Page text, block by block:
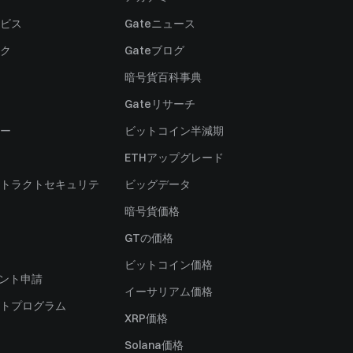
ス
ラクトセキュリテ
ト申請
プログラム
Gateニュース
Gateブログ
暗号貨百科事典
Gateリサーチ
ビットコイン半減期
ETHアップグレード
ビッグデータ
暗号貨価格
GTの価格
ビットコイン価格
イーサリアム価格
XRP価格
Solana価格